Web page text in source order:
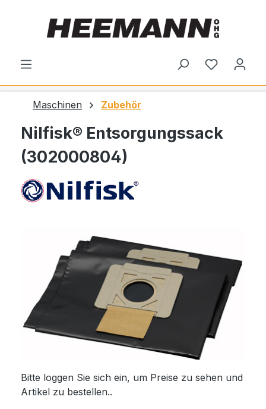
Du hast 0
Maschinen Zubehör
Nilfisk® Entsorgungssack
(302000804)
Bildergalerie überspringen
Bitte loggen Sie sich ein, um Preise zu sehen und
Artikel zu bestellen..